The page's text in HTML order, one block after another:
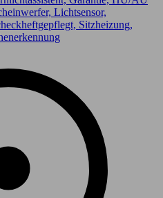
Lichtsensor,
Sitzheizung,